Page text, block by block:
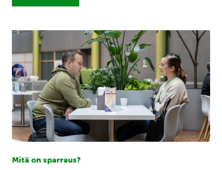
Mitä on sparraus?